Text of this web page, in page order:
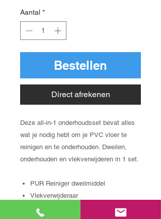
Aantal *
Bestellen
Direct afrekenen
Deze all-in-1 onderhoudsset bevat alles
wat je nodig hebt om je PVC vloer te
reinigen en te onderhouden. Dweilen,
onderhouden en vlekverwijderen in 1 set.
PUR Reiniger dweilmiddel
Vlekverwijderaar
Katoenen doeken